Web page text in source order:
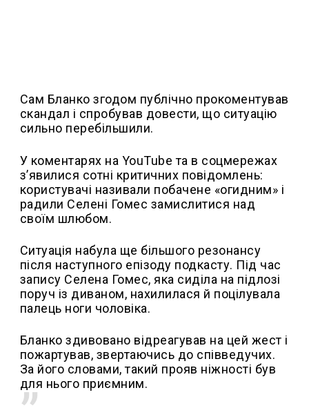
Сам Бланко згодом публічно прокоментував
скандал і спробував довести, що ситуацію
сильно перебільшили.
У коментарях на YouTube та в соцмережах
з’явилися сотні критичних повідомлень:
користувачі називали побачене «огидним» і
радили Селені Гомес замислитися над
своїм шлюбом.
Ситуація набула ще більшого резонансу
після наступного епізоду подкасту. Під час
запису Селена Гомес, яка сиділа на підлозі
поруч із диваном, нахилилася й поцілувала
палець ноги чоловіка.
Бланко здивовано відреагував на цей жест і
пожартував, звертаючись до співведучих.
За його словами, такий прояв ніжності був
для нього приємним.